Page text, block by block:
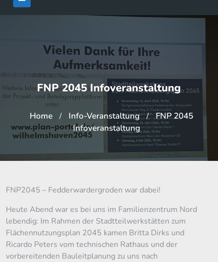
FNP 2045 Infoveranstaltung
Home / Info-Veranstaltung / FNP 2045
Infoveranstaltung
FNP2045 – Fedderwardergroden war dabei!
Heute Abend war es bei uns im Familienzentrum Nord
lebendig: Im Rahmen der Stadtteilwerkstätten zum
Flächennutzungsplan 2045 kamen Britta Dirks und
Ricardo Peters vom technischen Rathaus und der
vorbereitenden Bauleitplanung zu uns nach